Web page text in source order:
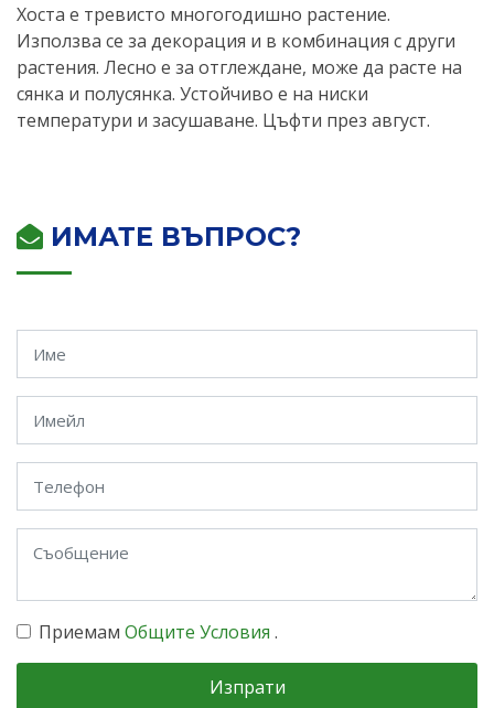
Хоста е тревисто многогодишно растение.
Използва се за декорация и в комбинация с други
растения. Лесно е за отглеждане, може да расте на
сянка и полусянка. Устойчиво е на ниски
температури и засушаване. Цъфти през август.
ИМАТЕ ВЪПРОС?
Приемам Общите Условия .
Изпрати